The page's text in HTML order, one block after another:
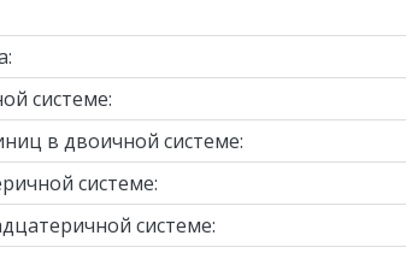
системе:
в двоичной системе:
системе:
системе: